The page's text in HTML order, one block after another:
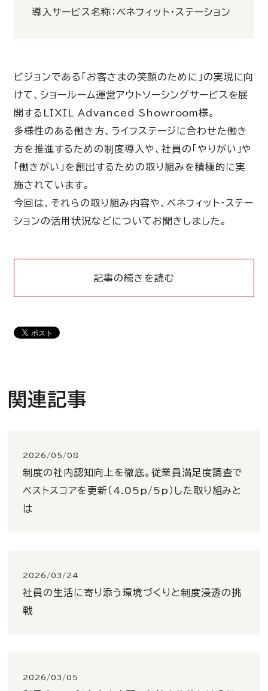
導入サービス名称：ベネフィット・ステーション
ビジョンである「お客さまの笑顔のために」の実現に向
けて、ショールーム運営アウトソーシングサービスを展
開するLIXIL Advanced Showroom様。
多様性のある働き方、ライフステージに合わせた働き
方を推進するための制度導入や、社員の「やりがい」や
「働きがい」を創出するための取り組みを積極的に実
施されています。
今回は、それらの取り組み内容や、ベネフィット・ステー
ションの活用状況などについてお聞きしました。
記事の続きを読む
関連記事
2026/05/08
制度の社内認知向上を徹底。従業員満足度調査で
ベストスコアを更新（4.05p/5p）した取り組みと
は
2026/03/24
社員の生活に寄り添う環境づくりと制度浸透の挑
戦
2026/03/05